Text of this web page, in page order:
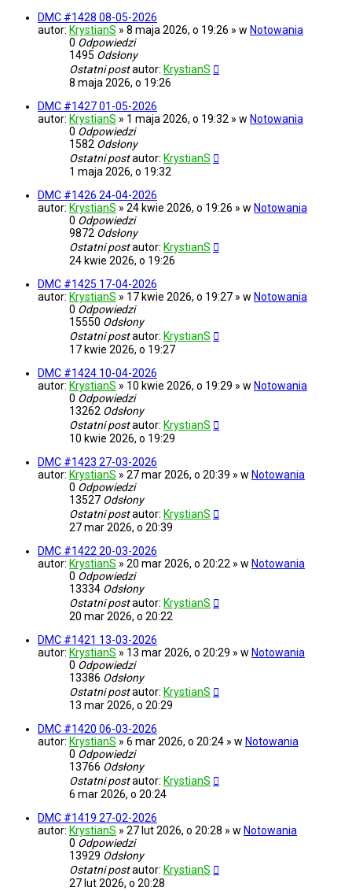
DMC #1428 08-05-2026
autor: KrystianS » 8 maja 2026, o 19:26 » w Notowania
0 Odpowiedzi
1495 Odsłony
Ostatni postautor: KrystianS
8 maja 2026, o 19:26
DMC #1427 01-05-2026
autor: KrystianS » 1 maja 2026, o 19:32 » w Notowania
0 Odpowiedzi
1582 Odsłony
Ostatni postautor: KrystianS
1 maja 2026, o 19:32
DMC #1426 24-04-2026
autor: KrystianS » 24 kwie 2026, o 19:26 » w Notowania
0 Odpowiedzi
9872 Odsłony
Ostatni postautor: KrystianS
24 kwie 2026, o 19:26
DMC #1425 17-04-2026
autor: KrystianS » 17 kwie 2026, o 19:27 » w Notowania
0 Odpowiedzi
15550 Odsłony
Ostatni postautor: KrystianS
17 kwie 2026, o 19:27
DMC #1424 10-04-2026
autor: KrystianS » 10 kwie 2026, o 19:29 » w Notowania
0 Odpowiedzi
13262 Odsłony
Ostatni postautor: KrystianS
10 kwie 2026, o 19:29
DMC #1423 27-03-2026
autor: KrystianS » 27 mar 2026, o 20:39 » w Notowania
0 Odpowiedzi
13527 Odsłony
Ostatni postautor: KrystianS
27 mar 2026, o 20:39
DMC #1422 20-03-2026
autor: KrystianS » 20 mar 2026, o 20:22 » w Notowania
0 Odpowiedzi
13334 Odsłony
Ostatni postautor: KrystianS
20 mar 2026, o 20:22
DMC #1421 13-03-2026
autor: KrystianS » 13 mar 2026, o 20:29 » w Notowania
0 Odpowiedzi
13386 Odsłony
Ostatni postautor: KrystianS
13 mar 2026, o 20:29
DMC #1420 06-03-2026
autor: KrystianS » 6 mar 2026, o 20:24 » w Notowania
0 Odpowiedzi
13766 Odsłony
Ostatni postautor: KrystianS
6 mar 2026, o 20:24
DMC #1419 27-02-2026
autor: KrystianS » 27 lut 2026, o 20:28 » w Notowania
0 Odpowiedzi
13929 Odsłony
Ostatni postautor: KrystianS
27 lut 2026, o 20:28